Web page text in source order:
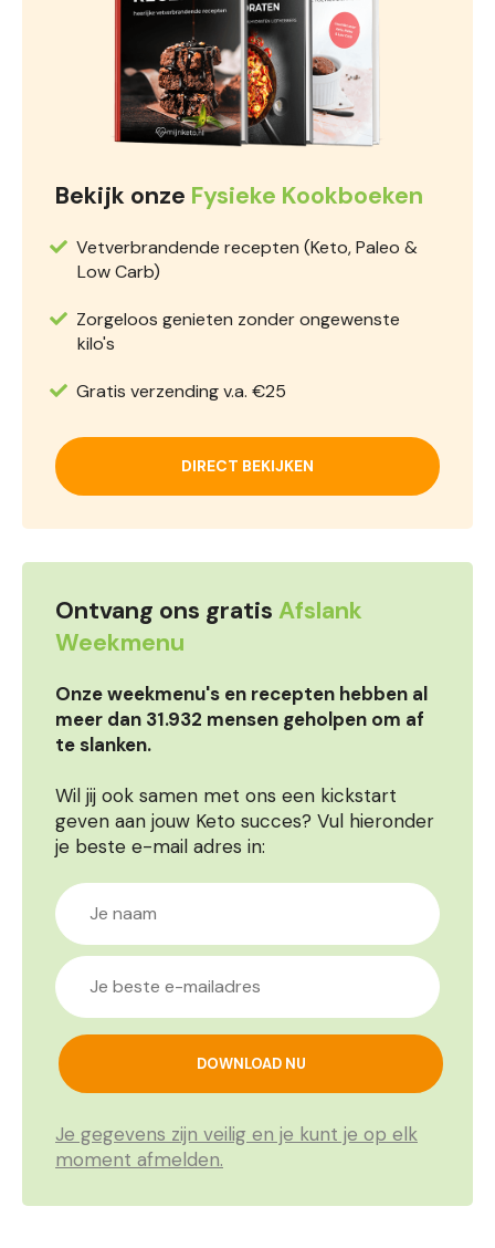
Bekijk onze Fysieke Kookboeken
Vetverbrandende recepten (Keto, Paleo &
Low Carb)
Zorgeloos genieten zonder ongewenste
kilo's
Gratis verzending v.a. €25
DIRECT BEKIJKEN
Ontvang ons gratis Afslank
Weekmenu
Onze weekmenu's en recepten hebben al
meer dan 31.932 mensen geholpen om af
te slanken.
Wil jij ook samen met ons een kickstart
geven aan jouw Keto succes? Vul hieronder
je beste e-mail adres in:
Je gegevens zijn veilig en je kunt je op elk
moment afmelden.